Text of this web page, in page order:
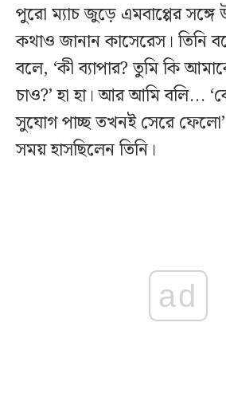
পুরো ম্যাচ জুড়ে এমবাপ্পের সঙ্গে
কথাও জানান কাসেরেস। তিনি
বলে, ‘কী ব্যাপার? তুমি কি
চাও?’ হা হা। আর আমি বলি...
সুযোগ পাচ্ছ তখনই সেরে
সময় হাসছিলেন তিনি।
ad